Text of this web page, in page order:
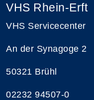
VHS Rhein-Erft
VHS Servicecenter
An der Synagoge 2
50321 Brühl
02232 94507-0